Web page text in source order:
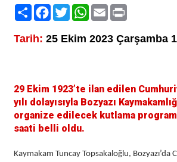
PaylaşFacebook
TwitterWhatsApp
EmailPrint
Tarih: 25 Ekim 2023 Çarşamba
29 Ekim 1923’te ilan edilen
yılı dolayısıyla Bozyazı
organize edilecek kutlama
saati belli oldu.
Kaymakam Tuncay Topsakaloğlu, Bozyazı’da